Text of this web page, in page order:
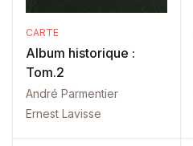
CARTE
Album historique :
Tom.2
André Parmentier
Ernest Lavisse